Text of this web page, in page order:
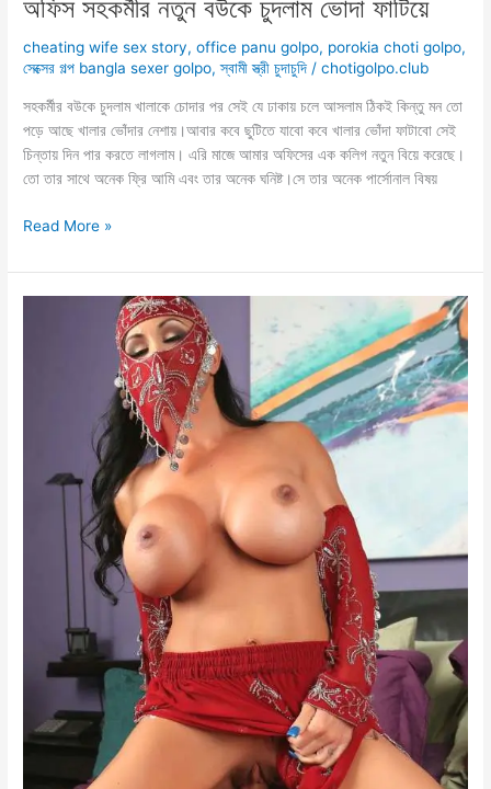
অফিস সহকর্মীর নতুন বউকে চুদলাম ভোদা ফাটিয়ে
cheating wife sex story,office panu golpo, porokia choti golpo,
সেক্সের গল্প bangla sexer golpo,স্বামী স্ত্রী চুদাচুদি /chotigolpo.club
সহকর্মীর বউকে চুদলাম খালাকে চোদার পর সেই যে ঢাকায় চলে আসলাম ঠিকই কিন্তু মন তো
পড়ে আছে খালার ভোঁদার নেশায়।আবার কবে ছুটিতে যাবো কবে খালার ভোঁদা ফাটাবো সেই
চিন্তায় দিন পার করতে লাগলাম। এরি মাজে আমার অফিসের এক কলিগ নতুন বিয়ে করেছে।
তো তার সাথে অনেক ফ্রি আমি এবং তার অনেক ঘনিষ্ট।সে তার অনেক পার্সোনাল বিষয়
অফিস
নতুন
বউকে
Read More »